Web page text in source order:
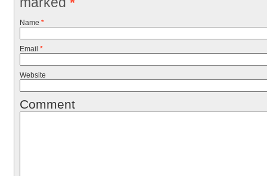
Name *
Email *
Website
Comment